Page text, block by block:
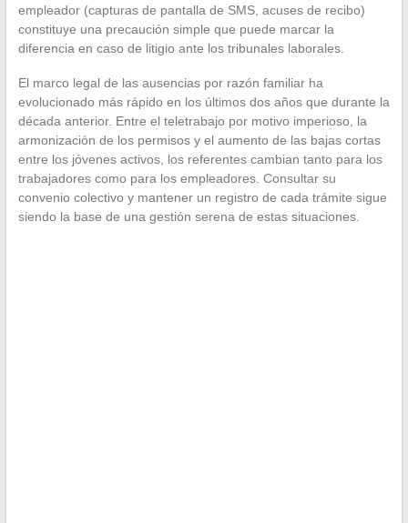
empleador (capturas de pantalla de SMS, acuses de recibo)
constituye una precaución simple que puede marcar la
diferencia en caso de litigio ante los tribunales laborales.
El marco legal de las ausencias por razón familiar ha
evolucionado más rápido en los últimos dos años que durante la
década anterior. Entre el teletrabajo por motivo imperioso, la
armonización de los permisos y el aumento de las bajas cortas
entre los jóvenes activos, los referentes cambian tanto para los
trabajadores como para los empleadores. Consultar su
convenio colectivo y mantener un registro de cada trámite sigue
siendo la base de una gestión serena de estas situaciones.